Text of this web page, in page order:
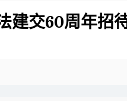
建交60周年招